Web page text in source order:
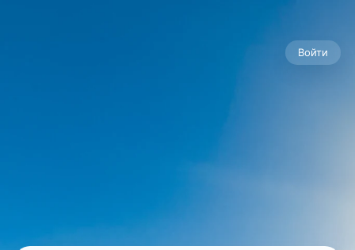
Войти